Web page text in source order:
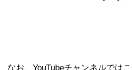
なお、YouTubeチャンネルでは